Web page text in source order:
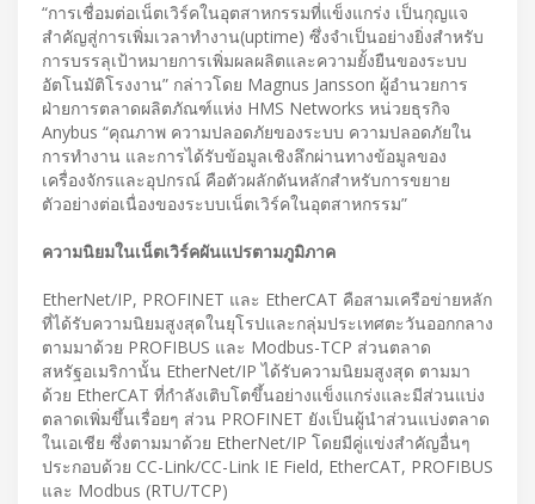
“การเชื่อมต่อเน็ตเวิร์คในอุตสาหกรรมที่แข็งแกร่ง เป็นกุญแจ
สำคัญสู่การเพิ่มเวลาทำงาน(uptime) ซึ่งจำเป็นอย่างยิ่งสำหรับ
การบรรลุเป้าหมายการเพิ่มผลผลิตและความยั้งยืนของระบบ
อัตโนมัติโรงงาน” กล่าวโดย Magnus Jansson ผู้อำนวยการ
ฝ่ายการตลาดผลิตภัณฑ์แห่ง HMS Networks หน่วยธุรกิจ
Anybus “คุณภาพ ความปลอดภัยของระบบ ความปลอดภัยใน
การทำงาน และการได้รับข้อมูลเชิงลึกผ่านทางข้อมูลของ
เครื่องจักรและอุปกรณ์ คือตัวผลักดันหลักสำหรับการขยาย
ตัวอย่างต่อเนื่องของระบบเน็ตเวิร์คในอุตสาหกรรม”
ความนิยมในเน็ตเวิร์คผันแปรตามภูมิภาค
EtherNet/IP, PROFINET และ EtherCAT คือสามเครือข่ายหลัก
ที่ได้รับความนิยมสูงสุดในยุโรปและกลุ่มประเทศตะวันออกกลาง
ตามมาด้วย PROFIBUS และ Modbus-TCP ส่วนตลาด
สหรัฐอเมริกานั้น EtherNet/IP ได้รับความนิยมสูงสุด ตามมา
ด้วย EtherCAT ที่กำลังเติบโตขึ้นอย่างแข็งแกร่งและมีส่วนแบ่ง
ตลาดเพิ่มขึ้นเรื่อยๆ ส่วน PROFINET ยังเป็นผู้นำส่วนแบ่งตลาด
ในเอเชีย ซึ่งตามมาด้วย EtherNet/IP โดยมีคู่แข่งสำคัญอื่นๆ
ประกอบด้วย CC-Link/CC-Link IE Field, EtherCAT, PROFIBUS
และ Modbus (RTU/TCP)